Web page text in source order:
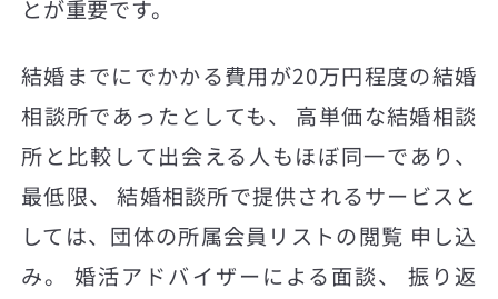
とが重要です。
結婚までにでかかる費用が20万円程度の結婚
相談所であったとしても、 高単価な結婚相談
所と比較して出会える人もほぼ同一であり、
最低限、 結婚相談所で提供されるサービスと
しては、団体の所属会員リストの閲覧 申し込
み。 婚活アドバイザーによる面談、 振り返